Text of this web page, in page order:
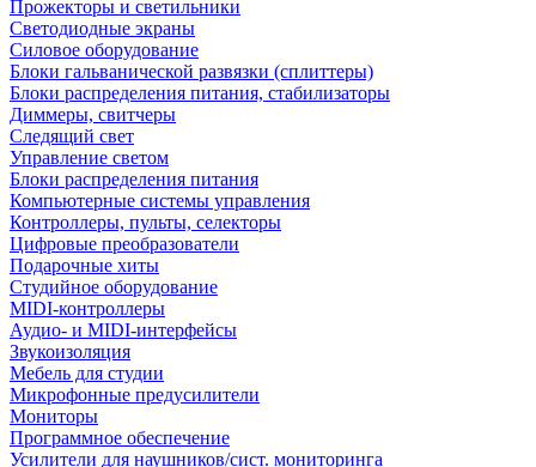
Прожекторы и светильники
Светодиодные экраны
Силовое оборудование
Блоки гальванической развязки (сплиттеры)
Блоки распределения питания, стабилизаторы
Диммеры, свитчеры
Следящий свет
Управление светом
Блоки распределения питания
Компьютерные системы управления
Контроллеры, пульты, селекторы
Цифровые преобразователи
Подарочные хиты
Студийное оборудование
MIDI-контроллеры
Аудио- и MIDI-интерфейсы
Звукоизоляция
Мебель для студии
Микрофонные предусилители
Мониторы
Программное обеспечение
Усилители для наушников/сист. мониторинга